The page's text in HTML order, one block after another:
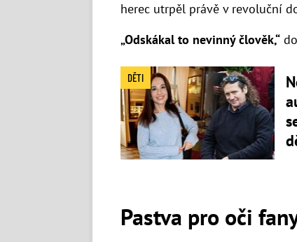
herec utrpěl právě v revoluční
„Odskákal to nevinný člověk,“
DĚTI
Pastva pro oči